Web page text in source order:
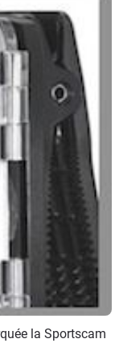
la Sportscam